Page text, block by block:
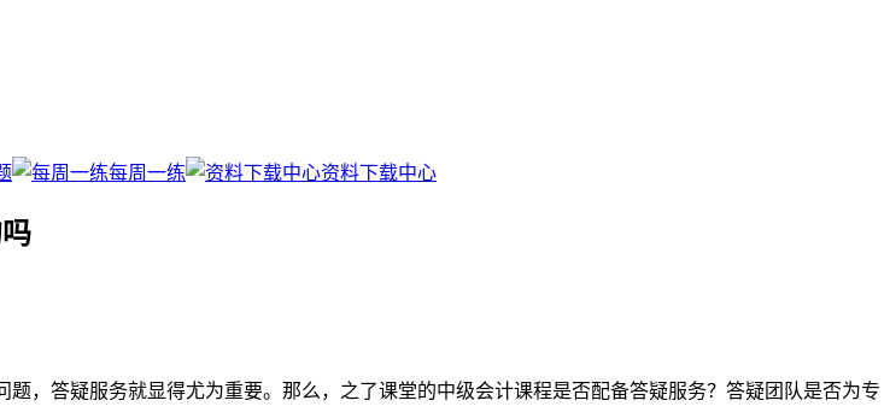
每周一练 资料下载中心
，答疑服务就显得尤为重要。那么，之了课堂的中级会计课程是否配备答疑服务？答疑团队是否为专